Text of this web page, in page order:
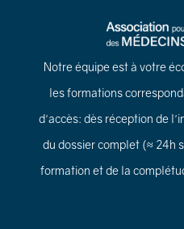
Notre équipe est à votre
les formations
d'accès: dès réception de
du dossier complet (≈ 24h
formation et de la